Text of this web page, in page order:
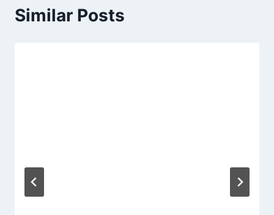
Similar Posts